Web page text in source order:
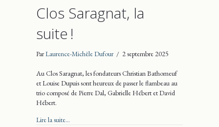
Clos Saragnat, la
suite !
ParLaurence-Michèle Dufour / 2 septembre 2025
Au Clos Saragnat, les fondateurs Christian Bathomeuf
et Louise Dupuis sont heureux de passer le flambeau au
trio composé de Pierre Dal, Gabrielle Hébert et David
Hébert.
Lire la suite...